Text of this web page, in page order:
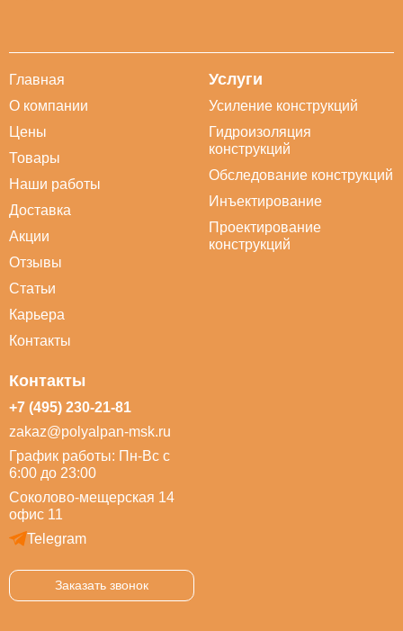
Главная
О компании
Цены
Товары
Наши работы
Доставка
Акции
Отзывы
Статьи
Карьера
Контакты
Услуги
Усиление конструкций
Гидроизоляция
конструкций
Обследование конструкций
Инъектирование
Проектирование
конструкций
Контакты
+7 (495) 230-21-81
zakaz@polyalpan-msk.ru
График работы: Пн-Вс с
6:00 до 23:00
Соколово-мещерская 14
офис 11
Telegram
Заказать звонок